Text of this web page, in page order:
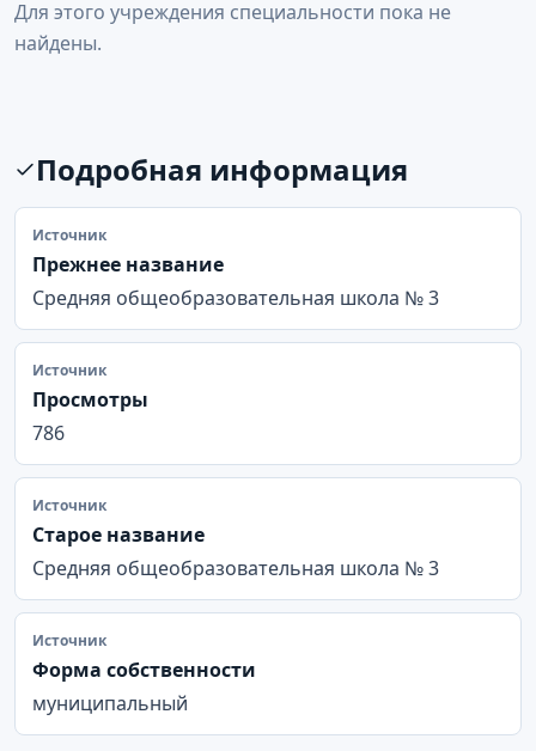
Для этого учреждения специальности пока не
найдены.
Подробная информация
Источник
Прежнее название
Средняя общеобразовательная школа № 3
Источник
Просмотры
786
Источник
Старое название
Средняя общеобразовательная школа № 3
Источник
Форма собственности
муниципальный